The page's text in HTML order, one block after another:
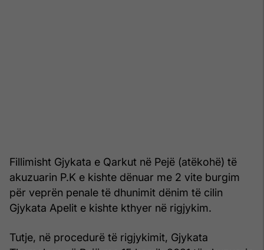
Fillimisht Gjykata e Qarkut në Pejë (atëkohë) të
akuzuarin P.K e kishte dënuar me 2 vite burgim
për veprën penale të dhunimit dënim të cilin
Gjykata Apelit e kishte kthyer në rigjykim.
Tutje, në procedurë të rigjykimit, Gjykata